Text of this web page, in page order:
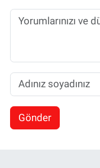
Gönder